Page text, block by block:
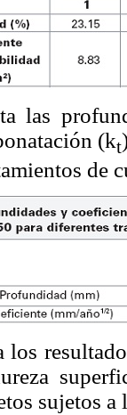
las
(kt
de
los
sujetos